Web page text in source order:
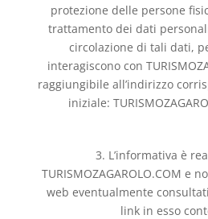
protezione delle persone
trattamento dei dati
circolazione di tali dati,
interagiscono con
raggiungibile all’indirizzo
iniziale:
3. L’informativa è
TURISMOZAGAROLO.COM e
web eventualmente
link in esso